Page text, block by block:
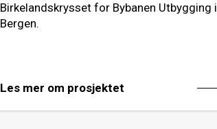
Birkelandskrysset for Bybanen Utbygging i
Bergen.
Les mer om prosjektet